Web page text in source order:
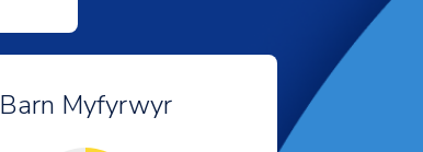
Barn Myfyrwyr